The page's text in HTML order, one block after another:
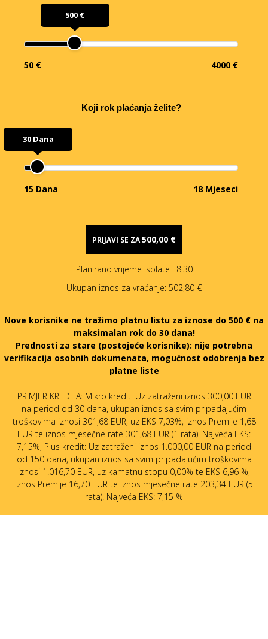
500 €
50 € 4000 €
Koji rok plaćanja želite?
30 Dana
15 Dana 18 Mjeseci
PRIJAVI SE ZA500,00 €
Planirano vrijeme isplate : 8:30
Ukupan iznos za vraćanje: 502,80 €
Nove korisnike ne tražimo platnu listu za iznose do 500 € na
maksimalan rok do 30 dana!
Prednosti za stare (postojeće korisnike): nije potrebna
verifikacija osobnih dokumenata, mogućnost odobrenja bez
platne liste
PRIMJER KREDITA: Mikro kredit: Uz zatraženi iznos 300,00 EUR
na period od 30 dana, ukupan iznos sa svim pripadajućim
troškovima iznosi 301,68 EUR, uz EKS 7,03%, iznos Premije 1,68
EUR te iznos mjesečne rate 301,68 EUR (1 rata). Najveća EKS:
7,15%, Plus kredit: Uz zatraženi iznos 1.000,00 EUR na period
od 150 dana, ukupan iznos sa svim pripadajućim troškovima
iznosi 1.016,70 EUR, uz kamatnu stopu 0,00% te EKS 6,96 %,
iznos Premije 16,70 EUR te iznos mjesečne rate 203,34 EUR (5
rata). Najveća EKS: 7,15 %